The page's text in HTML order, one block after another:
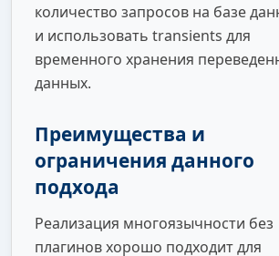
количество запросов на базе
и использовать transients для
временного хранения
данных.
Преимущества и
ограничения данного
подхода
Реализация многоязычности без
плагинов хорошо подходит для